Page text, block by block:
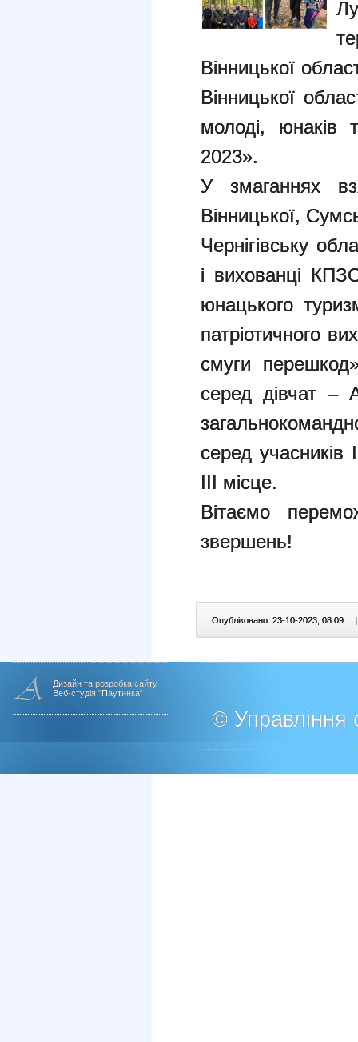
Вінницької
Вінницької
молоді, юнаків
2023».
У змаганнях
Вінницької,
Чернігівську
і вихованці
юнацького
патріотичного
смуги
серед дівчат –
серед учасників
ІІІ місце.
Вітаємо
звершень!
Опубліковано: 23-10-2023, 08:09
Дизайн та розробка сайту
Веб-студія "Паутинка"
© Управління